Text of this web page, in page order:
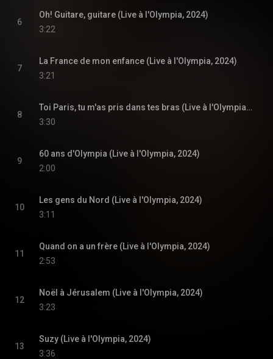
6
Oh! Guitare, guitare (Live à l'Olympia, 2024)
3:22
7
La France de mon enfance (Live à l'Olympia, 2024)
3:21
8
Toi Paris, tu m'as pris dans tes bras (Live à l'Olympia, 2024)
3:30
9
60 ans d'Olympia (Live à l'Olympia, 2024)
2:00
10
Les gens du Nord (Live à l'Olympia, 2024)
3:11
11
Quand on a un frère (Live à l'Olympia, 2024)
2:53
12
Noël à Jérusalem (Live à l'Olympia, 2024)
3:23
13
Suzy (Live à l'Olympia, 2024)
3:36